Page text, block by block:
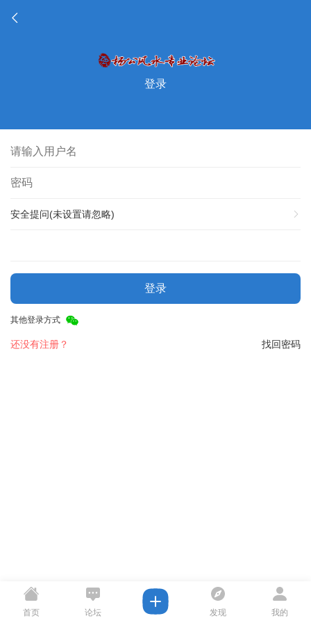
登录
安全提问(未设置请忽略)
登录
其他登录方式
找回密码
还没有注册？
首页 论坛 发现 我的